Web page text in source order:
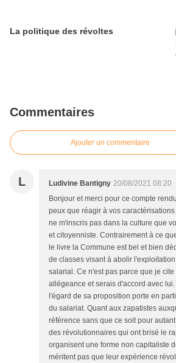
La politique des révoltes
Commentaires
Ajouter un commentaire
L Ludivine Bantigny 20/08/2021 08:20
Bonjour et merci pour ce compte
peux que réagir à vos
ne m'inscris pas dans la culture que
et citoyenniste. Contrairement à ce
le livre la Commune est bel et bien
de classes visant à abolir
salarial. Ce n'est pas parce que je
allégeance et serais d'accord avec
l'égard de sa proposition porte en
du salariat. Quant aux zapatistes
référence sans que ce soit pour
des révolutionnaires qui ont brisé le
organisent une forme non capitaliste
méritent pas que leur expérience